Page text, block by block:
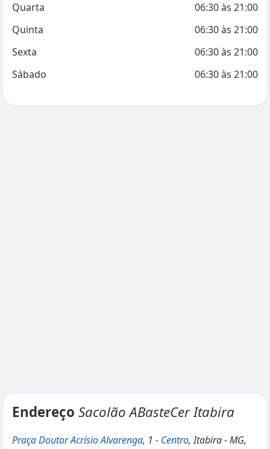
Quarta
06:30às 21:00
Quinta
06:30às 21:00
Sexta
06:30às 21:00
Sábado
06:30às 21:00
Endereço Sacolão ABasteCer Itabira
Praça Doutor Acrísio Alvarenga, 1 - Centro, Itabira - MG,